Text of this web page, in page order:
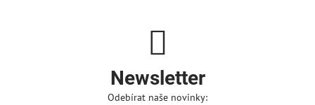
Newsletter
Odebírat naše novinky: